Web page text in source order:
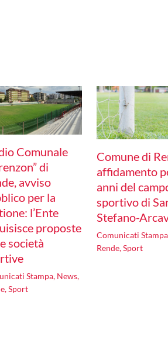
Comunale
di
avviso
per la
l’Ente
proposte
società
Stampa, News,
,Sport
Comune di
affidamento
anni del
sportivo di
Stefano-
Comunicati Stampa
Rende,Sport